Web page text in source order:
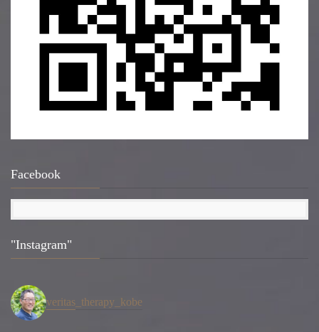
Facebook
"Instagram"
veritas_therapy_kobe